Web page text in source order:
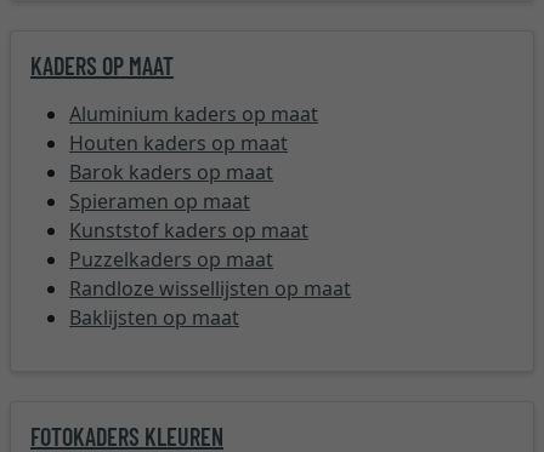
KADERS OP MAAT
Aluminium kaders op maat
Houten kaders op maat
Barok kaders op maat
Spieramen op maat
Kunststof kaders op maat
Puzzelkaders op maat
Randloze wissellijsten op maat
Baklijsten op maat
FOTOKADERS KLEUREN